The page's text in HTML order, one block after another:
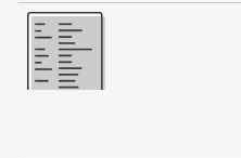
Więcej